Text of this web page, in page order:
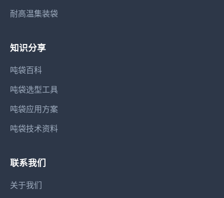
耐高温集装袋
知识分享
吨袋百科
吨袋选型工具
吨袋应用方案
吨袋技术资料
联系我们
关于我们